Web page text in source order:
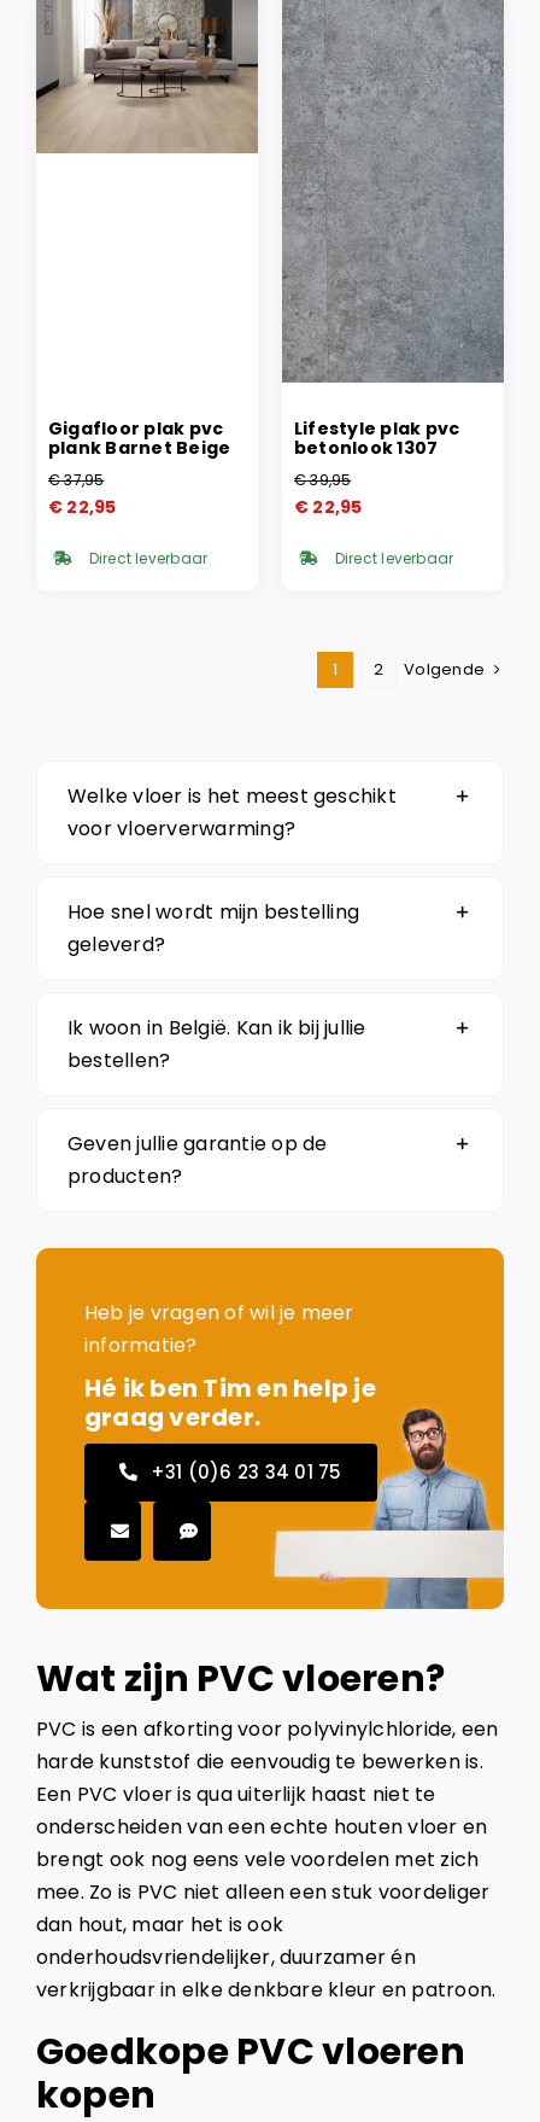
Gigafloor plak pvc
plank Barnet Beige
€37,95
Oorspronkelijke
was:
€ 22,95
Huidige
is: Direct leverbaar
Lifestyle plak pvc
betonlook 1307
€39,95
Oorspronkelijke
was:
€ 22,95
Huidige
is: Direct leverbaar
1 2 Volgende
Welke vloer is het meest geschikt
voor vloerverwarming?
Hoe snel wordt mijn bestelling
geleverd?
Ik woon in België. Kan ik bij jullie
bestellen?
Geven jullie garantie op de
producten?
Heb je vragen of wil je meer
informatie?
Hé ik ben Tim en help je
graag verder.
+31 (0)6 23 34 01 75
Wat zijn PVC vloeren?
PVC is een afkorting voor polyvinylchloride, een
harde kunststof die eenvoudig te bewerken is.
Een PVC vloer is qua uiterlijk haast niet te
onderscheiden van een echte houten vloer en
brengt ook nog eens vele voordelen met zich
mee. Zo is PVC niet alleen een stuk voordeliger
dan hout, maar het is ook
onderhoudsvriendelijker, duurzamer én
verkrijgbaar in elke denkbare kleur en patroon.
Goedkope PVC vloeren
kopen